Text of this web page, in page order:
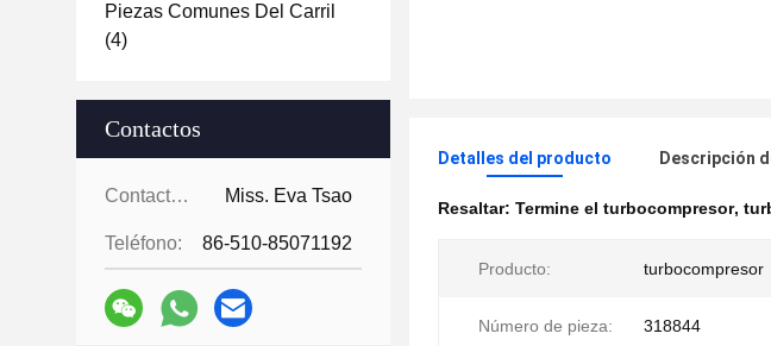
Piezas Comunes Del Carril
(4)
Contactos
Contactos: Miss. Eva Tsao
Teléfono: 86-510-85071192
Detalles del producto Descripción
Resaltar: Termine el turbocompresor,
Producto: turbocompresor
Número de pieza: 318844